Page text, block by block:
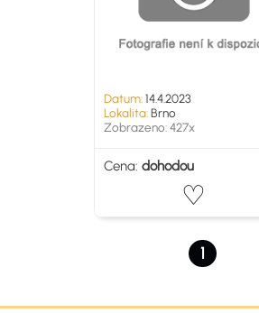
Datum:14.4.2023
Lokalita:Brno
Zobrazeno: 427x
Cena: dohodou
1